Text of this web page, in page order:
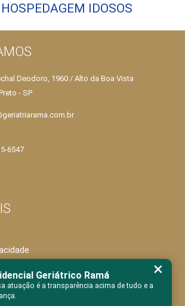
HOSPEDAGEM IDOSOS
Deodoro, 1960 / Alto da Boa Vista
- SP
6547
Geriátrico Ramá
atuação é a transparência acima de tudo e a
×